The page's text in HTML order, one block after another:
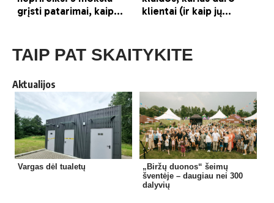
TAIP PAT SKAITYKITE
Aktualijos
Vargas dėl tualetų
„Biržų duonos“ šeimų
šventėje – daugiau nei 300
dalyvių